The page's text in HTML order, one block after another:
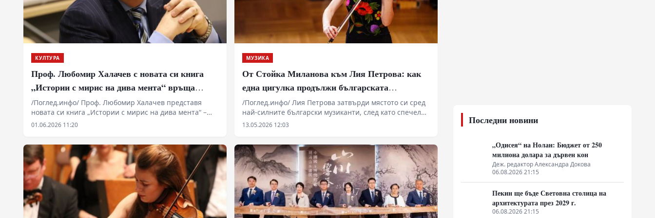
древното индийско село, чието унищожаване за
еднократно ядене на месо е означавало сигурна
смърт за цялото стопанство през следващата година.
пример за това как европейската класическа школа
запълни технологичния дефицит в американските
студиа, превръщайки уестърна и празничното кино в
печеливша индустрия, захранвана от милионни
тиражи на грамофонни плочи.
КУЛТУРА
Проф. Любомир Халачев с новата си книга
„Истории с мирис на дива мента“ връща
природата в центъра на разговора за човека
/Поглед.инфо/ Проф. Любомир Халачев представя
новата си книга „Истории с мирис на дива мента“ –
сборник с разкази за срещите между човека и
природата.
01.06.2026 11:20
МУЗИКА
От Стойка Миланова към Лия Петрова: как
една цигулка продължи българската
музикална линия
/Поглед.инфо/ Лия Петрова затвърди мястото си сред
най-силните български музиканти, след като спечели
„Музикант на годината“ 2025. Зад наградата стои не
принадлежала на Стойка Миланова.
13.05.2026 12:03 Последни новини
„Одисея“ на Нолан: Бюджет от 250
милиона долара за дървен кон
Деж. редактор Александра Докова
06.08.2026 21:15
Пекин ще бъде Световна столица на
архитектурата през 2029 г.
06.08.2026 21:15